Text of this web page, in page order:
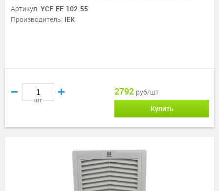
Артикул: YCE-EF-102-55
Производитель: IEK
шт
2792 руб/шт
Купить